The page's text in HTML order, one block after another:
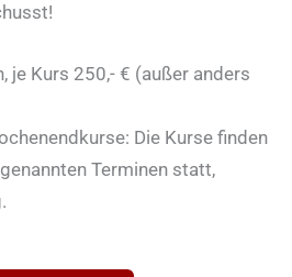
je Kurs 250,- € (außer anders
Die Kurse finden
Terminen statt,